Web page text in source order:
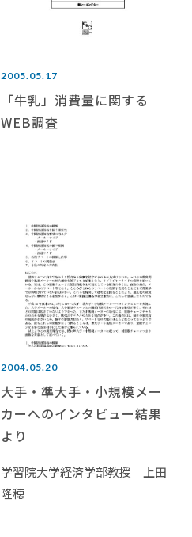
2005.05.17
「牛乳」消費量に関する
WEB調査
2004.05.20
大手・準大手・小規模メー
カーへのインタビュー結果
より
学習院大学経済学部教授 上田
隆穂